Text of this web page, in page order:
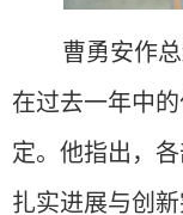
曹勇安作
在过去一年中
定。他指出，
扎实进展与创